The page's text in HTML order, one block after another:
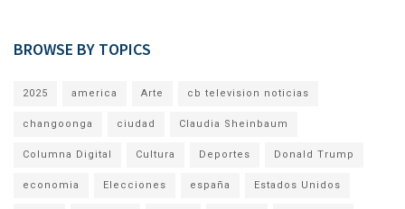
BROWSE BY TOPICS
2025 america Arte cb television noticias
changoonga ciudad Claudia Sheinbaum
Columna Digital Cultura Deportes Donald Trump
economia Elecciones españa Estados Unidos